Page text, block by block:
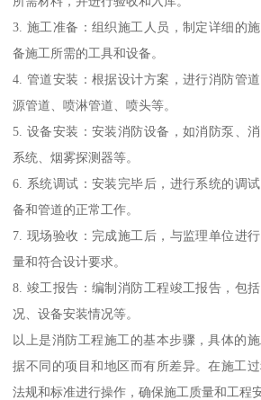
3. 施工准备：组织施工人员，制定详细的
备施工所需的工具和设备。
4. 管道安装：根据设计方案，进行消防管
源管道、喷淋管道、喷头等。
5. 设备安装：安装消防设备，如消防泵、
系统、烟雾探测器等。
6. 系统调试：安装完毕后，进行系统的调
备和管道的正常工作。
7. 现场验收：完成施工后，与监理单位进
量和符合设计要求。
8. 竣工报告：编制消防工程竣工报告，包
况、设备安装情况等。
以上是消防工程施工的基本步骤，具体的
据不同的项目和地区而有所差异。在施工
法规和标准进行操作，确保施工质量和工程安